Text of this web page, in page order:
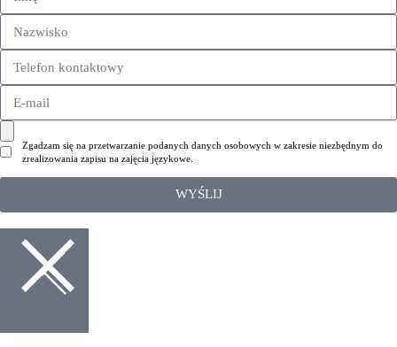
Zgadzam się na przetwarzanie podanych danych osobowych w zakresie niezbędnym do
zrealizowania zapisu na zajęcia językowe.
WYŚLIJ